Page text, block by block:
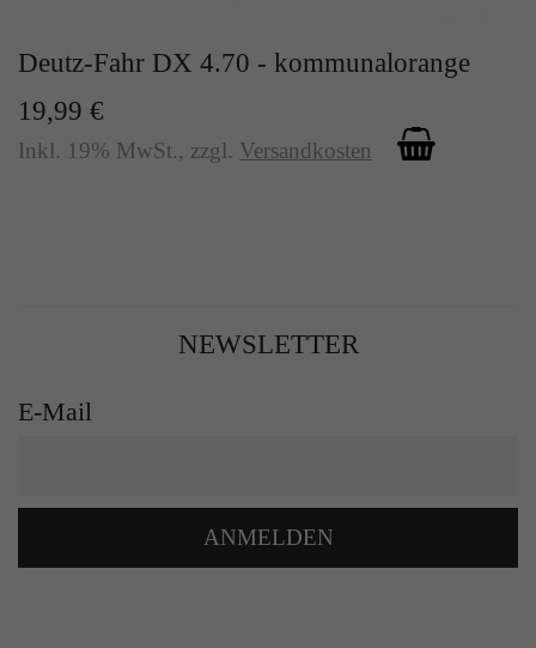
Deutz-Fahr DX 4.70 - kommunalorange
19,99 €
Inkl. 19% MwSt., zzgl. Versandkosten
NEWSLETTER
E-Mail
ANMELDEN